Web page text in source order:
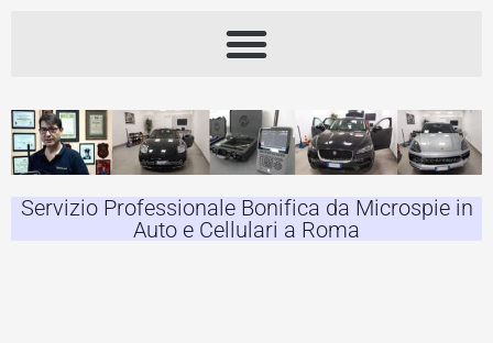
Servizio Professionale Bonifica da Microspie in
Auto e Cellulari a Roma